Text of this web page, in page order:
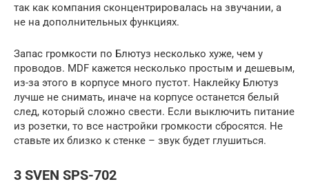
так как компания сконцентрировалась на звучании, а
не на дополнительных функциях.
Запас громкости по Блютуз несколько хуже, чем у
проводов. MDF кажется несколько простым и дешевым,
из-за этого в корпусе много пустот. Наклейку Блютуз
лучше не снимать, иначе на корпусе останется белый
след, который сложно свести. Если выключить питание
из розетки, то все настройки громкости сбросятся. Не
ставьте их близко к стенке – звук будет глушиться.
3 SVEN SPS-702